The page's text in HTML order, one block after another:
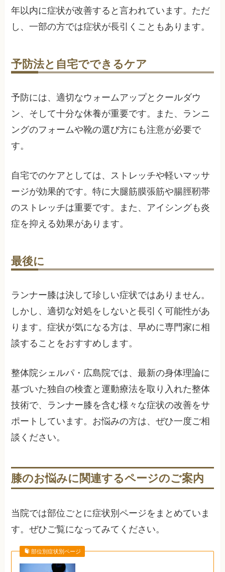
年以内に症状が改善すると言われています。ただ
し、一部の方では症状が長引くこともあります。
予防法と自宅でできるケア
予防には、適切なウォームアップとクールダウ
ン、そして十分な休養が重要です。また、ランニ
ングのフォームや靴の選び方にも注意が必要で
す。
自宅でのケアとしては、ストレッチや軽いマッサ
ージが効果的です。特に大腿筋膜張筋や腸脛靭帯
のストレッチは重要です。また、アイシングも炎
症を抑える効果があります。
最後に
ランナー膝は決して珍しい症状ではありません。
しかし、適切な対処をしないと長引く可能性があ
ります。症状が気になる方は、早めに専門家に相
談することをおすすめします。
整体院シェルパ・広島院では、最新の身体理論に
基づいた独自の検査と運動療法を取り入れた整体
技術で、ランナー膝を含む様々な症状の改善をサ
ポートしています。お悩みの方は、ぜひ一度ご相
談ください。
膝のお悩みに関連するページのご案内
当院では部位ごとに症状別ページをまとめていま
す。ぜひご覧になってみてください。
部位別症状別ページ